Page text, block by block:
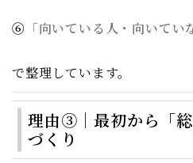
⑥ 「向いている人・向いてい
で整理しています。
理由③｜最初から「
づくり